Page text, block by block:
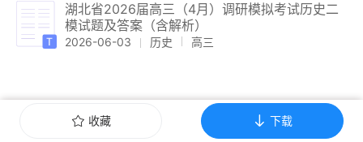
湖北省2026届高三（4月）调研模拟考试历史二
模试题及答案（含解析）
2026-06-03 历史 高三
收藏 下载